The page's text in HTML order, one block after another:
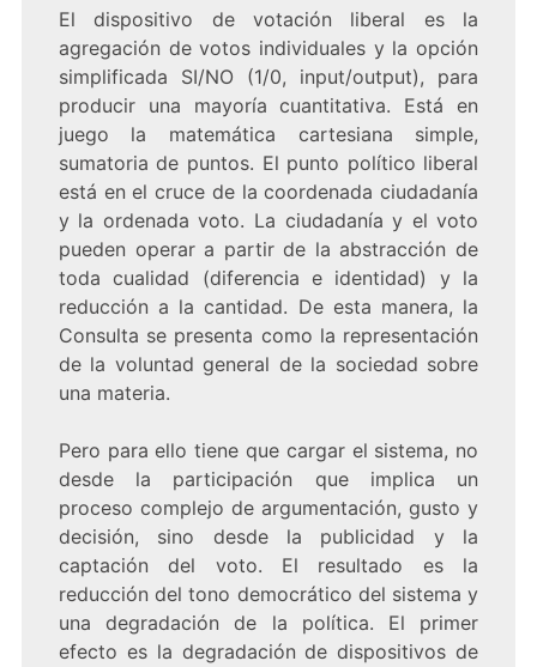
El dispositivo de votación liberal es la
agregación de votos individuales y la opción
simplificada SI/NO (1/0, input/output), para
producir una mayoría cuantitativa. Está en
juego la matemática cartesiana simple,
sumatoria de puntos. El punto político liberal
está en el cruce de la coordenada ciudadanía
y la ordenada voto. La ciudadanía y el voto
pueden operar a partir de la abstracción de
toda cualidad (diferencia e identidad) y la
reducción a la cantidad. De esta manera, la
Consulta se presenta como la representación
de la voluntad general de la sociedad sobre
una materia.
Pero para ello tiene que cargar el sistema, no
desde la participación que implica un
proceso complejo de argumentación, gusto y
decisión, sino desde la publicidad y la
captación del voto. El resultado es la
reducción del tono democrático del sistema y
una degradación de la política. El primer
efecto es la degradación de dispositivos de